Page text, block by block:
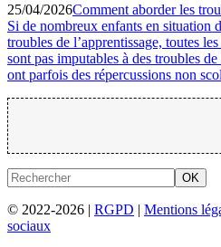
25/04/2026Comment aborder les
Si de nombreux enfants en situation
troubles de l’apprentissage, toutes
sont pas imputables à des troubles
ont parfois des répercussions non
OK
© 2022-2026 | RGPD | Mentions
sociaux